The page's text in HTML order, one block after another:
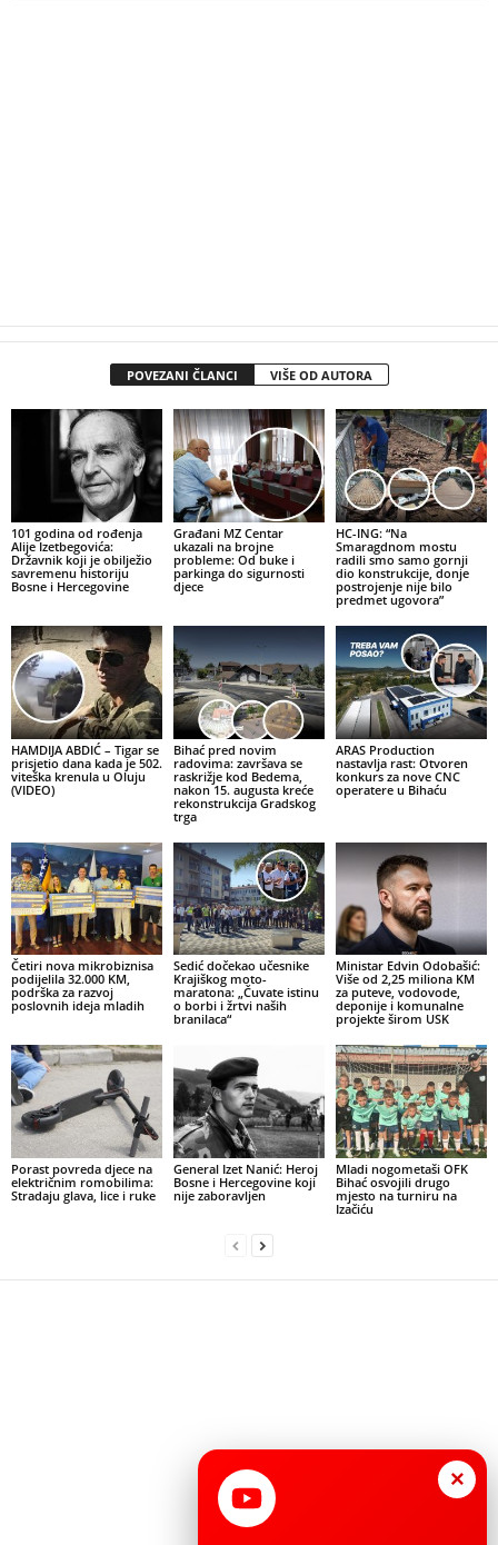
POVEZANI ČLANCI VIŠE OD AUTORA
101 godina od rođenja
Alije Izetbegovića:
Državnik koji je obilježio
savremenu historiju
Bosne i Hercegovine
Građani MZ Centar
ukazali na brojne
probleme: Od buke i
parkinga do sigurnosti
djece
HC-ING: “Na
Smaragdnom mostu
radili smo samo gornji
dio konstrukcije, donje
postrojenje nije bilo
predmet ugovora”
HAMDIJA ABDIĆ – Tigar se
prisjetio dana kada je 502.
viteška krenula u Oluju
(VIDEO)
Bihać pred novim
radovima: završava se
raskrižje kod Bedema,
nakon 15. augusta kreće
rekonstrukcija Gradskog
trga
ARAS Production
nastavlja rast: Otvoren
konkurs za nove CNC
operatere u Bihaću
Četiri nova mikrobiznisa
podijelila 32.000 KM,
podrška za razvoj
poslovnih ideja mladih
Sedić dočekao učesnike
Krajiškog moto-
maratona: „Čuvate istinu
o borbi i žrtvi naših
branilaca“
Ministar Edvin Odobašić:
Više od 2,25 miliona KM
za puteve, vodovode,
deponije i komunalne
projekte širom USK
Porast povreda djece na
električnim romobilima:
Stradaju glava, lice i ruke
General Izet Nanić: Heroj
Bosne i Hercegovine koji
nije zaboravljen
Mladi nogometaši OFK
Bihać osvojili drugo
mjesto na turniru na
Izačiću
×